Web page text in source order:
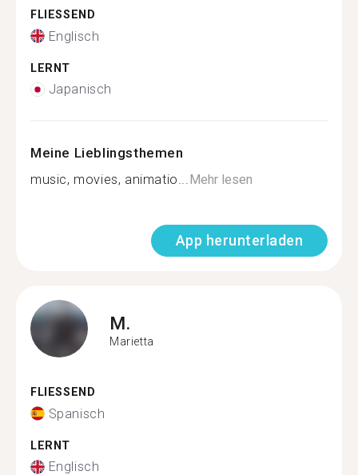
FLIESSEND
Englisch
LERNT
Japanisch
Meine Lieblingsthemen
music, movies, animatio...Mehr lesen
App herunterladen
M.
Marietta
FLIESSEND
Spanisch
LERNT
Englisch